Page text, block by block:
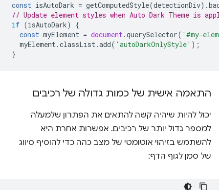
const isAutoDark = getComputedStyle(detectionDiv).
// Update element styles when Auto Dark Theme is
if (isAutoDark)
{
const myElement = document.querySelector( '#my-
myElement.classList.add( 'autoDarkOnlyStyle' );
}
התאמה אישית של כמות גדולה של רכיבים
יכול להיות שיהיה קשה להתאים את הפתרון שלמעלה
למספר גדול יותר של רכיבים. אפשרות אחרת היא
להשתמש בזיהוי אוטומטי של מצב כהה כדי להוסיף סיווג
של סמן לגוף הדף: